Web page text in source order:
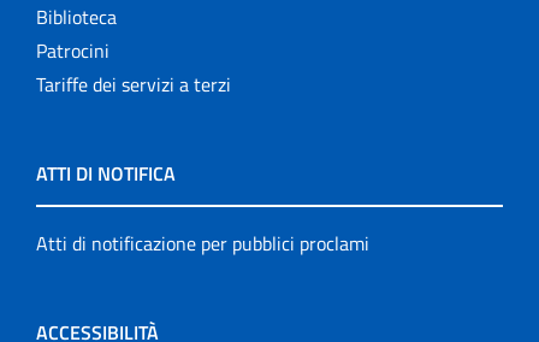
Biblioteca
Patrocini
Tariffe dei servizi a terzi
ATTI DI NOTIFICA
Atti di notificazione per pubblici proclami
ACCESSIBILITÀ